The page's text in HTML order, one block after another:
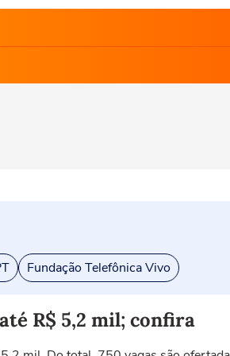
Fundação Telefônica Vivo
R$ 5,2 mil; confira